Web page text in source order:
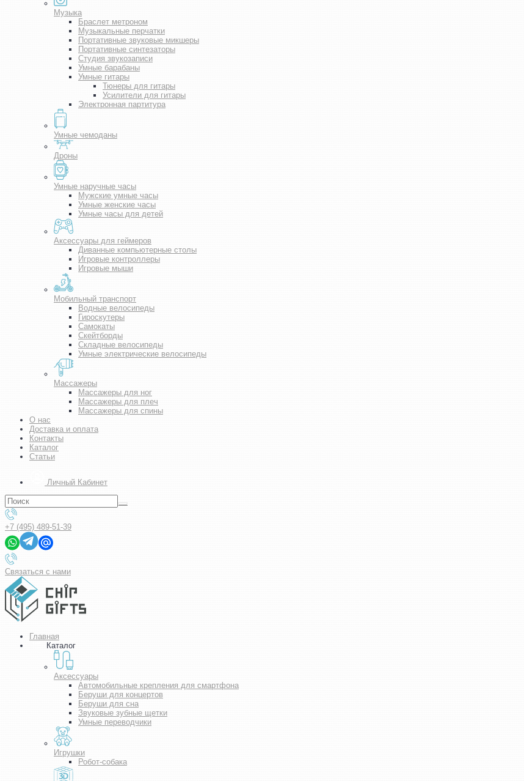
Музыка
Браслет метроном
Музыкальные перчатки
Портативные звуковые микшеры
Портативные синтезаторы
Студия звукозаписи
Умные барабаны
Умные гитары
Тюнеры для гитары
Усилители для гитары
Электронная партитура
Умные чемоданы
Дроны
Умные наручные часы
Мужские умные часы
Умные женские часы
Умные часы для детей
Аксессуары для геймеров
Диванные компьютерные столы
Игровые контроллеры
Игровые мыши
Мобильный транспорт
Водные велосипеды
Гироскутеры
Самокаты
Скейтборды
Складные велосипеды
Умные электрические велосипеды
Массажеры
Массажеры для ног
Массажеры для плеч
Массажеры для спины
О нас
Доставка и оплата
Контакты
Каталог
Статьи
Личный Кабинет
+7 (495) 489-51-39
Связаться с нами
Главная
Каталог
Аксессуары
Автомобильные крепления для смартфона
Беруши для концертов
Беруши для сна
Звуковые зубные щетки
Умные переводчики
Игрушки
Робот-собака